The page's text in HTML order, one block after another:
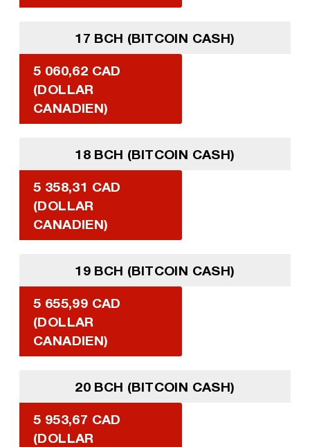
17 BCH (BITCOIN CASH)
5 060,62 CAD
(DOLLAR
CANADIEN)
18 BCH (BITCOIN CASH)
5 358,31 CAD
(DOLLAR
CANADIEN)
19 BCH (BITCOIN CASH)
5 655,99 CAD
(DOLLAR
CANADIEN)
20 BCH (BITCOIN CASH)
5 953,67 CAD
(DOLLAR